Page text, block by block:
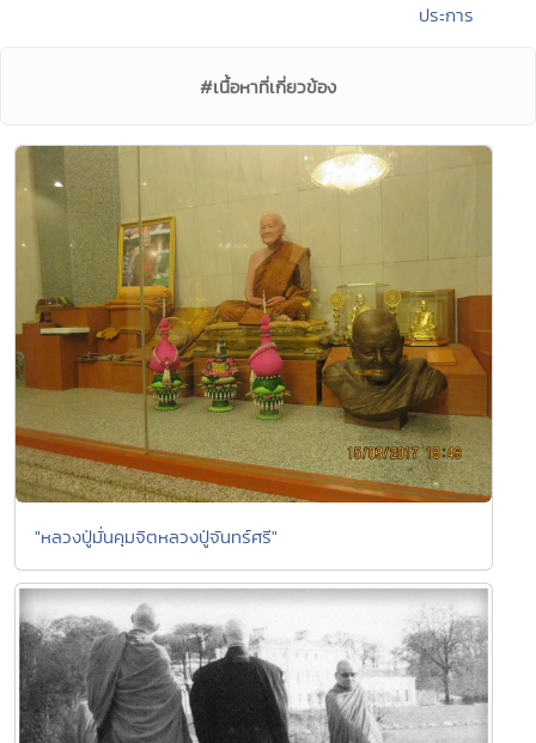
ประการ
#เนื้อหาที่เกี่ยวข้อง
"หลวงปู่มั่นคุมจิตหลวงปู่จันทร์ศรี"